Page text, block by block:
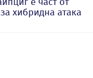
хибридна атака